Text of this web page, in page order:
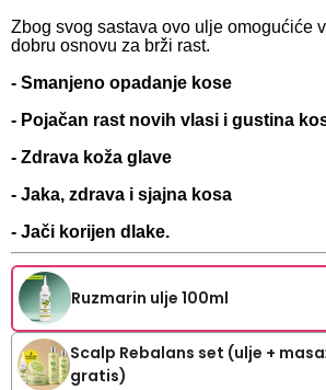
Zbog svog sastava ovo ulje omogućiće
dobru osnovu za brži rast.
- Smanjeno opadanje kose
- Pojačan rast novih vlasi i gustina
- Zdrava koža glave
- Jaka, zdrava i sjajna kosa
- Jači korijen dlake.
Ruzmarin ulje 100ml
Scalp Rebalans set (ulje +
gratis)